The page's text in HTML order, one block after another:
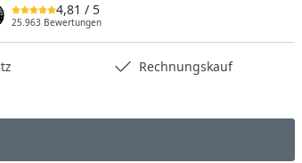
4,81 / 5
25.963 Bewertungen
Rechnungskauf